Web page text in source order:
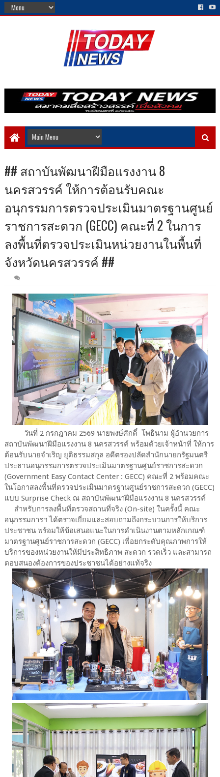
## สถาบันพัฒนาฝีมือแรงงาน 8
นครสวรรค์ ให้การต้อนรับคณะ
อนุกรรมการตรวจประเมินมาตรฐานศูนย์
ราชการสะดวก (GECC) คณะที่ 2 ในการ
ลงพื้นที่ตรวจประเมินหน่วยงานในพื้นที่
จังหวัดนครสวรรค์ ##
วันที่ 2 กรกฎาคม 2569 นายพงษ์ศักดิ์ โพธินาม ผู้อำนวยการ
สถาบันพัฒนาฝีมือแรงงาน 8 นครสวรรค์ พร้อมด้วยเจ้าหน้าที่ ให้การ
ต้อนรับนายจำเริญ ยุติธรรมสกุล อดีตรองปลัดสำนักนายกรัฐมนตรี
ประธานอนุกรรมการตรวจประเมินมาตรฐานศูนย์ราชการสะดวก
(Government Easy Contact Center : GECC) คณะที่ 2 พร้อมคณะ
ในโอกาสลงพื้นที่ตรวจประเมินมาตรฐานศูนย์ราชการสะดวก (GECC)
แบบ Surprise Check ณ สถาบันพัฒนาฝีมือแรงงาน 8 นครสวรรค์
สำหรับการลงพื้นที่ตรวจสถานที่จริง (On-site) ในครั้งนี้ คณะ
อนุกรรมการฯ ได้ตรวจเยี่ยมและสอบถามถึงกระบวนการให้บริการ
ประชาชน พร้อมให้ข้อเสนอแนะในการดำเนินงานตามหลักเกณฑ์
มาตรฐานศูนย์ราชการสะดวก (GECC) เพื่อยกระดับคุณภาพการให้
บริการของหน่วยงานให้มีประสิทธิภาพ สะดวก รวดเร็ว และสามารถ
ตอบสนองต้องการของประชาชนได้อย่างแท้จริง